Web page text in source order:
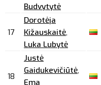
Budvytytė
17
Dorotėja
Kižauskaitė,
Luka Lubytė
18
Justė
Gaidukevičiūtė,
Ema